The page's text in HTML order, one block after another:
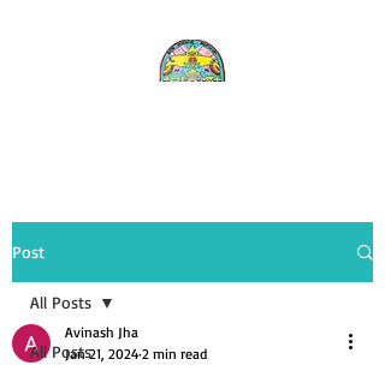
Post
All Posts
All Posts
Avinash Jha
Jan 21, 2024 2 min read